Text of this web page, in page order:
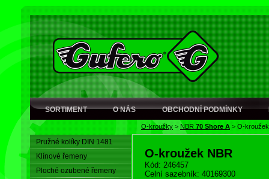
SORTIMENT O NÁS OBCHODNÍ PODMÍNKY
O-kroužky > NBR 70 Shore A > O-
Pružné kolíky DIN 1481
Klínové řemeny
Ploché ozubené řemeny
O-kroužek NBR
Kód: 246457
Celní sazebník: 40169300